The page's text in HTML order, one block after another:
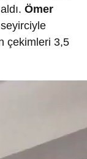
Ömer
çekimleri 3,5